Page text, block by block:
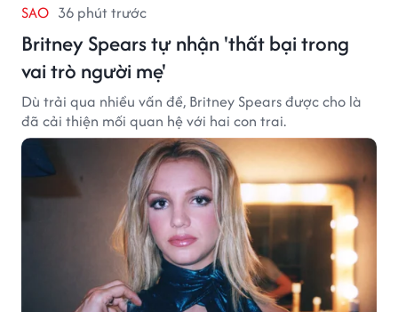
SAO 36 phút trước
Britney Spears tự nhận 'thất bại trong
vai trò người mẹ'
Dù trải qua nhiều vấn đề, Britney Spears được cho là
đã cải thiện mối quan hệ với hai con trai.